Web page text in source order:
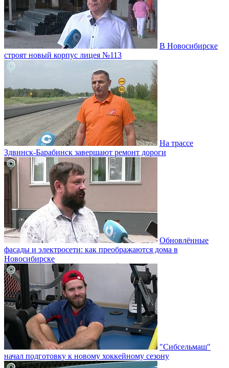
В Новосибирске
строят новый корпус лицея №113
На трассе
Здвинск-Барабинск завершают ремонт дороги
Обновлённые
фасады и электросети: как преображаются дома в
Новосибирске
"Сибсельмаш"
начал подготовку к новому хоккейному сезону